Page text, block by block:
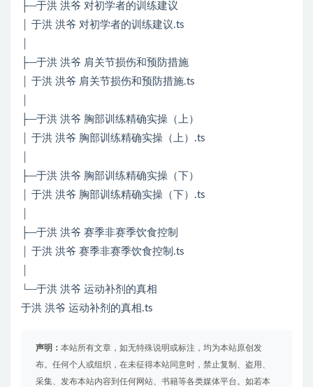
├─于洪 洪爷 对初学者的训练建议
│ 于洪 洪爷 对初学者的训练建议.ts
├─于洪 洪爷 肩关节损伤和预防措施
│ 于洪 洪爷 肩关节损伤和预防措施.ts
├─于洪 洪爷 胸部训练精确实操（上）
│ 于洪 洪爷 胸部训练精确实操（上）.ts
├─于洪 洪爷 胸部训练精确实操（下）
│ 于洪 洪爷 胸部训练精确实操（下）.ts
├─于洪 洪爷 赛季非赛季饮食控制
│ 于洪 洪爷 赛季非赛季饮食控制.ts
└─于洪 洪爷 运动补剂的真相
于洪 洪爷 运动补剂的真相.ts
声明： 本站所有文章，如无特殊说明或标注，均为本站原创发
布。任何个人或组织，在未征得本站同意时，禁止复制、盗用、
采集、发布本站内容到任何网站、书籍等各类媒体平台。如若本